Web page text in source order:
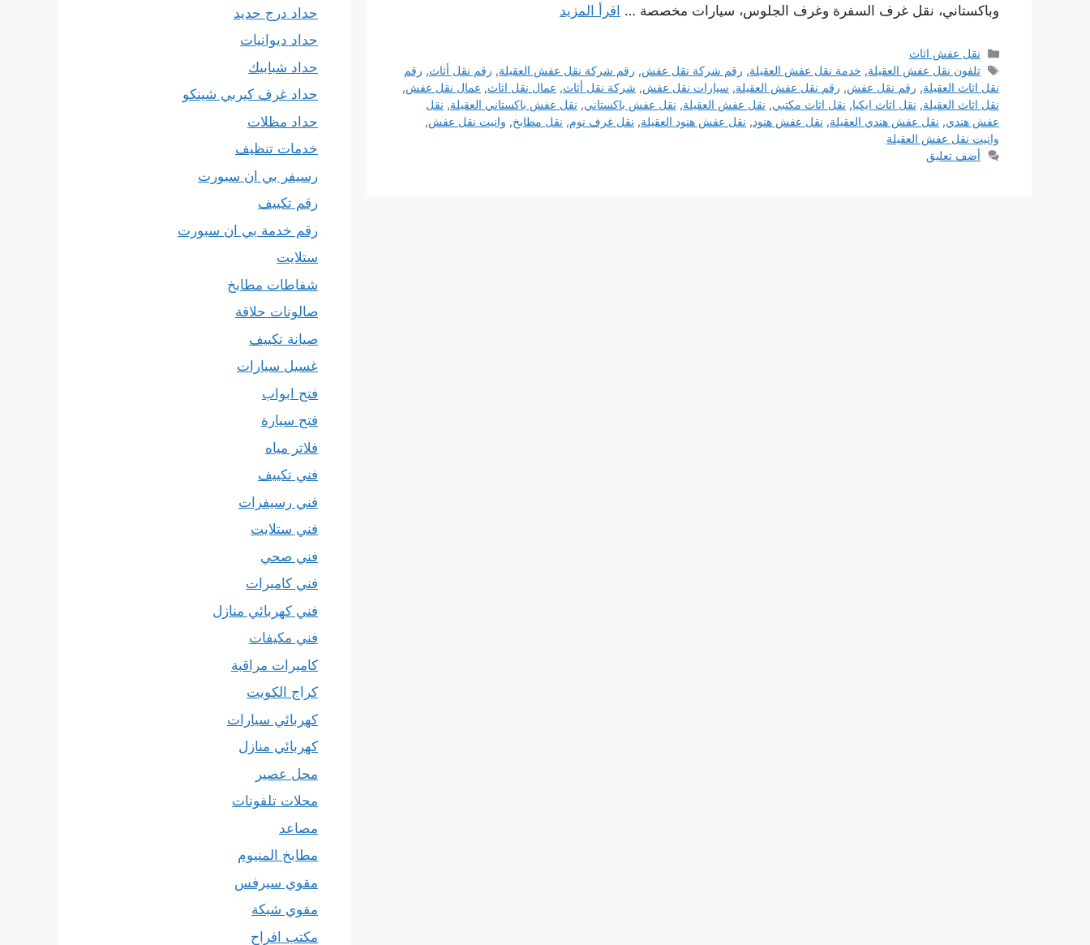
وباكستاني، نقل غرف السفرة وغرف الجلوس، سيارات مخصصة … اقرأ المزيد
التصنيفات
نقل عفش اثاث
الوسوم
تلفون نقل عفش العقيلة, خدمة نقل عفش العقيلة, رقم شركة نقل عفش, رقم شركة نقل عفش العقيلة, رقم نقل أثاث, رقم
نقل اثاث العقيلة, رقم نقل عفش, رقم نقل عفش العقيلة, سيارات نقل عفش, شركة نقل أثاث, عمال نقل اثاث, عمال نقل عفش,
نقل اثاث العقيلة, نقل اثاث ايكيا, نقل اثاث مكتبي, نقل عفش العقيلة, نقل عفش باكستاني, نقل عفش باكستاني العقيلة, نقل
عفش هندي, نقل عفش هندي العقيلة, نقل عفش هنود, نقل عفش هنود العقيلة, نقل غرف نوم, نقل مطابخ, وانيت نقل عفش,
وانيت نقل عفش العقيلة
أضف تعليق
حداد درج حديد
حداد ديوانيات
حداد شبابيك
حداد غرف كيربي شينكو
حداد مظلات
خدمات تنظيف
رسيفر بي ان سبورت
رقم تكييف
رقم خدمة بي ان سبورت
ستلايت
شفاطات مطابخ
صالونات حلاقة
صيانة تكييف
غسيل سيارات
فتح ابواب
فتح سيارة
فلاتر مياه
فني تكييف
فني رسيفرات
فني ستلايت
فني صحي
فني كاميرات
فني كهربائي منازل
فني مكيفات
كاميرات مراقبة
كراج الكويت
كهربائي سيارات
كهربائي منازل
محل عصير
محلات تلفونات
مصاعد
مطابخ المنيوم
مقوي سيرفس
مقوي شبكة
مكتب افراح